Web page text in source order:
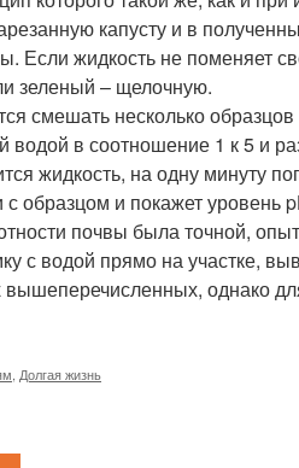
капусту и в
Если жидкость не поменяет
зеленый – щелочную.
смешать несколько образцов
водой в соотношение 1 к 5 и
жидкость, на одну минуту
образцом и покажет уровень
почвы была точной,
с водой прямо на участке,
однако
Долгая жизнь